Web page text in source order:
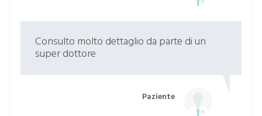
Consulto molto dettaglio da parte di un
super dottore
Paziente